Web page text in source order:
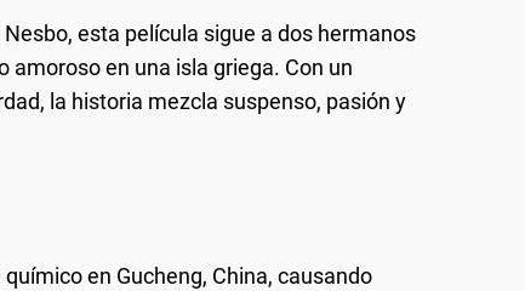
esta película sigue a dos hermanos
en una isla griega. Con un
la historia mezcla suspenso, pasión y
en Gucheng, China, causando